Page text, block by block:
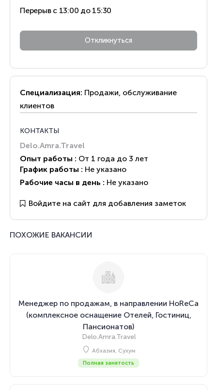
Перерыв с 13:00 до 15:30
Специализация: Продажи, обслуживание
клиентов
КОНТАКТЫ
Delo.Amra.Travel
Опыт работы : От 1 года до 3 лет
График работы : Не указано
Рабочие часы в день : Не указано
Войдите на сайт для добавления заметок
ПОХОЖИЕ ВАКАНСИИ
Менеджер по продажам, в направлении HoReCa
(комплексное оснащение Отелей, Гостиниц,
Пансионатов)
Delo.Amra.Travel
Абхазия, Сухум
Полная занятость